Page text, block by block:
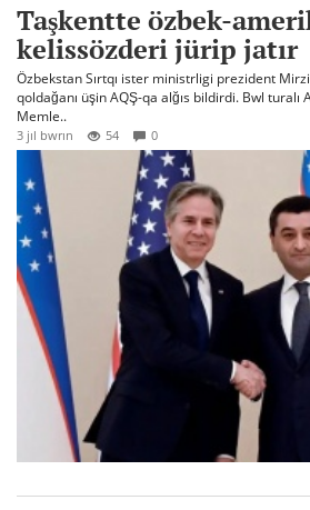
Taşkentte özbek-
kelissözderi jürip jatır
Özbekstan Sırtqı ister ministrligi prezident
qoldağanı üşin AQŞ-qa alğıs bildirdi. Bwl turalı
Memle..
3 jıl bwrın 54 0